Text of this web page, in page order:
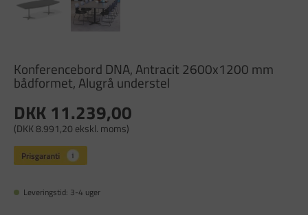
Konferencebord DNA, Antracit 2600x1200 mm
bådformet, Alugrå understel
DKK 11.239,00
(DKK 8.991,20 ekskl. moms)
Leveringstid: 3-4 uger